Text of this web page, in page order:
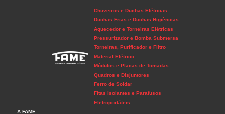
Chuveiros e Duchas Elétricas
Duchas Frias e Duchas Higiênicas
Aquecedor e Torneiras Elétricas
Pressurizador e Bomba Submersa
Torneiras, Purificador e Filtro
Material Elétrico
Módulos e Placas de Tomadas
Quadros e Disjuntores
Ferro de Soldar
Fitas Isolantes e Parafusos
Eletroportáteis
A FAME